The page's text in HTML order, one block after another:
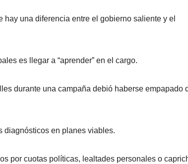
una diferencia entre el gobierno saliente y el
es llegar a “aprender” en el cargo.
durante una campaña debió haberse empapado
diagnósticos en planes viables.
por cuotas políticas, lealtades personales o